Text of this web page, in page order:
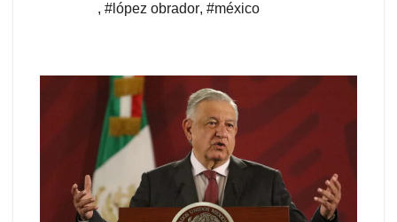
, #lópez obrador, #méxico